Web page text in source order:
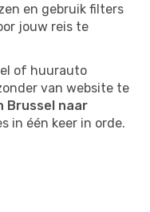
en gebruik filters
jouw reis te
of huurauto
van website te
Brussel naar
in één keer in orde.